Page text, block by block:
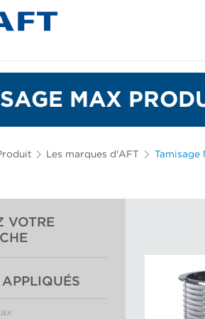
MAX
Les marques d'AFT Tamisage
VOTRE
APPLIQUÉS